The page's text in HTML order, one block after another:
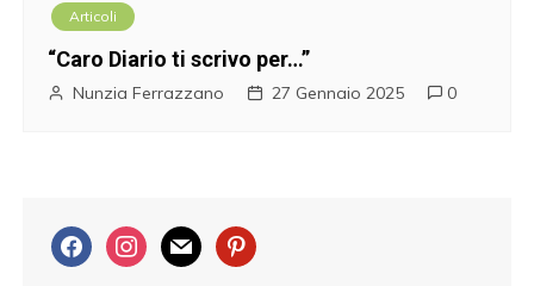
Articoli
“Caro Diario ti scrivo per…”
Nunzia Ferrazzano 27 Gennaio 2025 0
f
a
i
n
m
a
p